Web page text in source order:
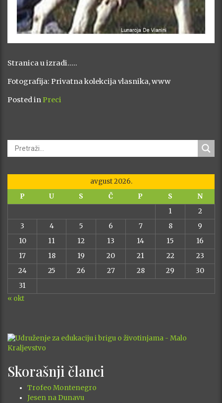
Stranica u izradi…..
Fotografija: Privatna kolekcija vlasnika, www
Posted in Preci
avgust 2026.
P
U S Č P S
N
1
2
3
4 5 6 7 8
9
10
11 12 13 14 15
16
17
18 19 20 21 22
23
24
25 26 27 28 29
30
31
« okt
Skorašnji članci
Trofeo Montenegro
Jesen na Dunavu